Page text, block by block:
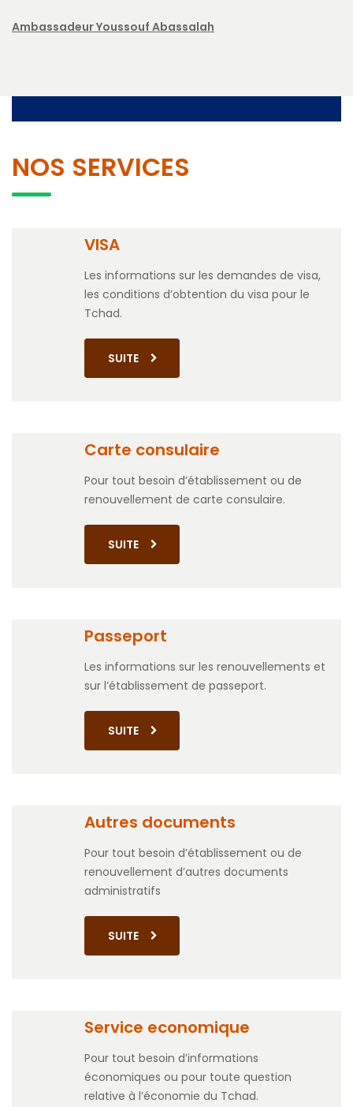
Ambassadeur Youssouf Abassalah
NOS SERVICES
VISA
Les informations sur les demandes de visa,
les conditions d’obtention du visa pour le
Tchad.
SUITE
Carte consulaire
Pour tout besoin d’établissement ou de
renouvellement de carte consulaire.
SUITE
Passeport
Les informations sur les renouvellements et
sur l’établissement de passeport.
SUITE
Autres documents
Pour tout besoin d’établissement ou de
renouvellement d’autres documents
administratifs
SUITE
Service economique
Pour tout besoin d’informations
économiques ou pour toute question
relative à l’économie du Tchad.